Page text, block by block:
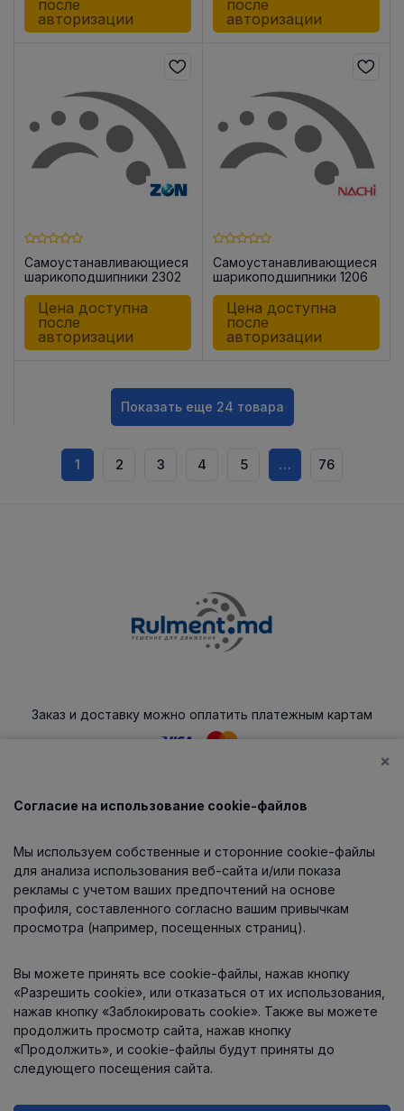
после
авторизации
после
авторизации
Самоустанавливающиеся
шарикоподшипники 2302
Цена доступна
после
авторизации
Самоустанавливающиеся
шарикоподшипники 1206
Цена доступна
после
авторизации
Показать еще 24 товара
1 2 3 4 5 … 76
Заказ и доставку можно оплатить платежным картам
Каталог
О компании
Информация
Контакты
×
Согласие на использование cookie-файлов
Мы используем собственные и сторонние cookie-файлы
для анализа использования веб-сайта и/или показа
рекламы с учетом ваших предпочтений на основе
профиля, составленного согласно вашим привычкам
просмотра (например, посещенных страниц).
Вы можете принять все cookie-файлы, нажав кнопку
«Разрешить cookie», или отказаться от их использования,
нажав кнопку «Заблокировать cookie». Также вы можете
продолжить просмотр сайта, нажав кнопку
«Продолжить», и cookie-файлы будут приняты до
следующего посещения сайта.